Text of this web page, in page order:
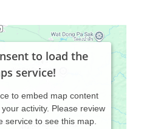
to load the
service!
to embed map content
activity. Please review
service to see this map.